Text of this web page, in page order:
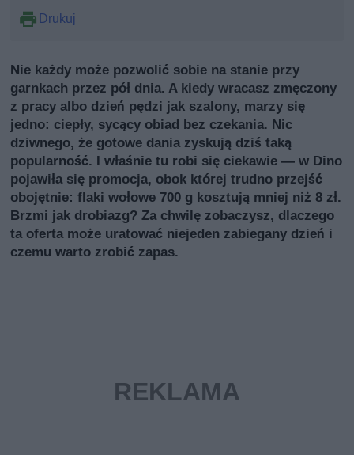
Drukuj
Nie każdy może pozwolić sobie na stanie przy
garnkach przez pół dnia. A kiedy wracasz zmęczony
z pracy albo dzień pędzi jak szalony, marzy się
jedno: ciepły, sycący obiad bez czekania. Nic
dziwnego, że gotowe dania zyskują dziś taką
popularność. I właśnie tu robi się ciekawie — w Dino
pojawiła się promocja, obok której trudno przejść
obojętnie: flaki wołowe 700 g kosztują mniej niż 8 zł.
Brzmi jak drobiazg? Za chwilę zobaczysz, dlaczego
ta oferta może uratować niejeden zabiegany dzień i
czemu warto zrobić zapas.